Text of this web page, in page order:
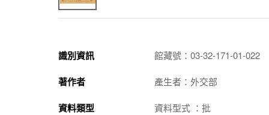
識別資訊 館藏號：03-32-171-01-022
著作者 產生者：外交部
資料類型 資料型式 ：批